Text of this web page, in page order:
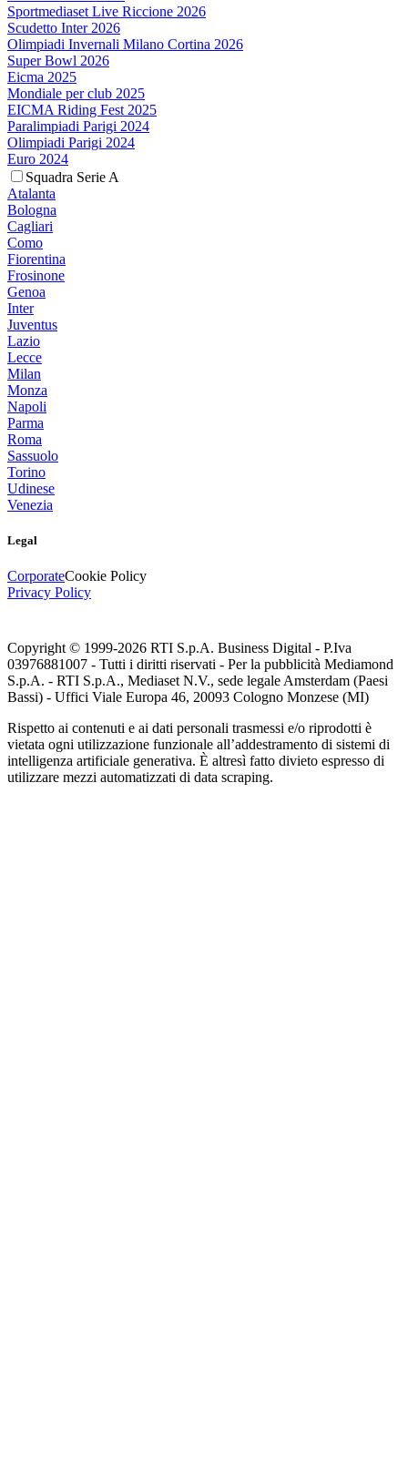
Sportmediaset Live Riccione 2026
Scudetto Inter 2026
Olimpiadi Invernali Milano Cortina 2026
Super Bowl 2026
Eicma 2025
Mondiale per club 2025
EICMA Riding Fest 2025
Paralimpiadi Parigi 2024
Olimpiadi Parigi 2024
Euro 2024
Squadra Serie A
Atalanta
Bologna
Cagliari
Como
Fiorentina
Frosinone
Genoa
Inter
Juventus
Lazio
Lecce
Milan
Monza
Napoli
Parma
Roma
Sassuolo
Torino
Udinese
Venezia
Legal
CorporateCookie Policy
Privacy Policy
Copyright © 1999-2026 RTI S.p.A. Business Digital - P.Iva
03976881007 - Tutti i diritti riservati - Per la pubblicità Mediamond
S.p.A. - RTI S.p.A., Mediaset N.V., sede legale Amsterdam (Paesi
Bassi) - Uffici Viale Europa 46, 20093 Cologno Monzese (MI)
Rispetto ai contenuti e ai dati personali trasmessi e/o riprodotti è
vietata ogni utilizzazione funzionale all’addestramento di sistemi di
intelligenza artificiale generativa. È altresì fatto divieto espresso di
utilizzare mezzi automatizzati di data scraping.